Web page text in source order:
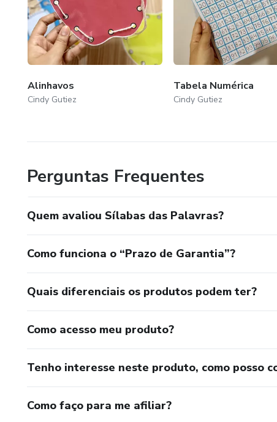
Alinhavos
Cindy Gutiez
Tabela Numérica
Cindy Gutiez
Perguntas Frequentes
Quem avaliou Sílabas das Palavras?
Como funciona o “Prazo de Garantia”?
Quais diferenciais os produtos podem ter?
Como acesso meu produto?
Tenho interesse neste produto, como posso
Como faço para me afiliar?